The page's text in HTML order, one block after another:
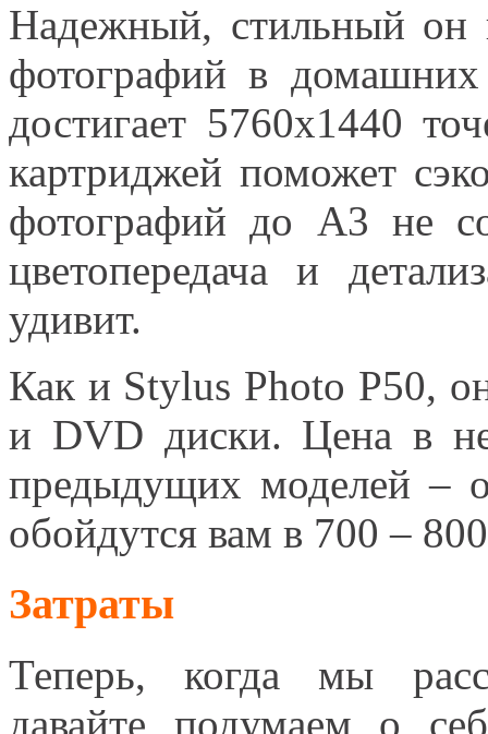
Надежный, стильный он
фотографий в домашних
достигает 5760х1440
картриджей поможет
фотографий до А3 не
цветопередача и
удивит.
Как и Stylus Photo P50,
и DVD диски. Цена в
предыдущих моделей –
обойдутся вам в 700 –
Затраты
Теперь, когда мы
давайте подумаем о